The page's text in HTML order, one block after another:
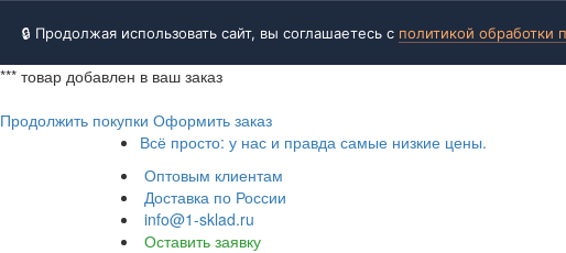
🔒 Продолжая использовать сайт, вы соглашаетесь с политикой обработки
*** товар добавлен в ваш заказ
Продолжить покупки Оформить заказ
Всё просто: у нас и правда самые низкие цены.
Оптовым клиентам
Доставка по России
info@1-sklad.ru
Оставить заявку